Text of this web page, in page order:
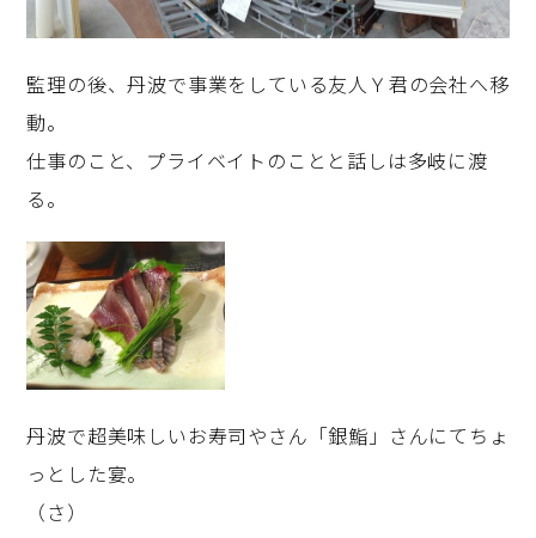
監理の後、丹波で事業をしている友人Ｙ君の会社へ移
動。
仕事のこと、プライベイトのことと話しは多岐に渡
る。
丹波で超美味しいお寿司やさん「銀鮨」さんにてちょ
っとした宴。
（さ）